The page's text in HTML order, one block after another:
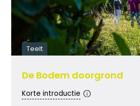
Teelt
De Bodem doorgrond
Korte introductie